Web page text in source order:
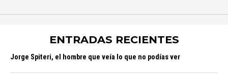
ENTRADAS RECIENTES
Jorge Spiteri, el hombre que veía lo que no podías ver